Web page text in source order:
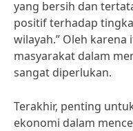
yang bersih dan
positif terhadap
wilayah.” Oleh
masyarakat dalam
sangat diperlukan.
Terakhir, penting
ekonomi dalam